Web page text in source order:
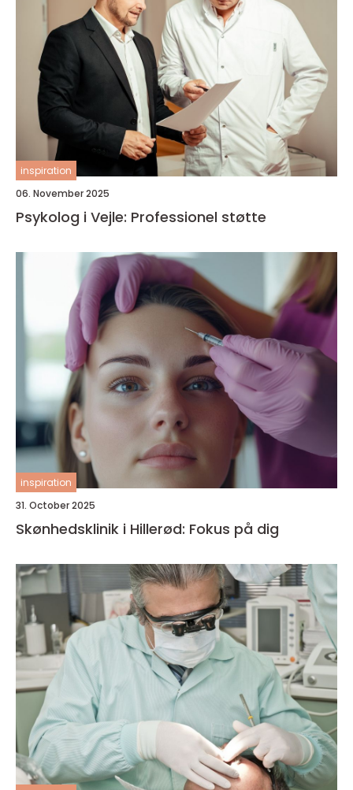
inspiration
06. November 2025
Psykolog i Vejle: Professionel støtte
inspiration
31. October 2025
Skønhedsklinik i Hillerød: Fokus på dig